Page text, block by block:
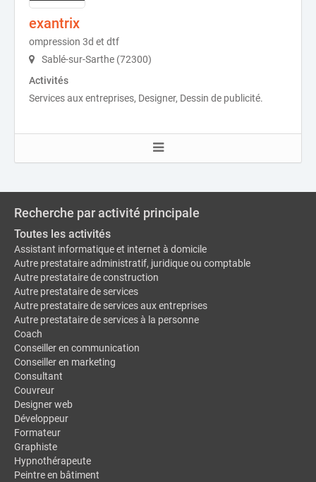
exantrix
ompression 3d et dtf
Sablé-sur-Sarthe (72300)
Activités
Services aux entreprises, Designer, Dessin de publicité.
Recherche par activité principale
Toutes les activités
Assistant informatique et internet à domicile
Autre prestataire administratif, juridique ou comptable
Autre prestataire de construction
Autre prestataire de services
Autre prestataire de services aux entreprises
Autre prestataire de services à la personne
Coach
Conseiller en communication
Conseiller en marketing
Consultant
Couvreur
Designer web
Développeur
Formateur
Graphiste
Hypnothérapeute
Peintre en bâtiment